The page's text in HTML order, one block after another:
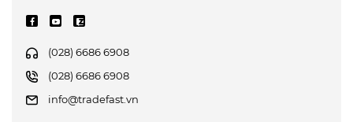
(028) 6686 6908
(028) 6686 6908
info@tradefast.vn